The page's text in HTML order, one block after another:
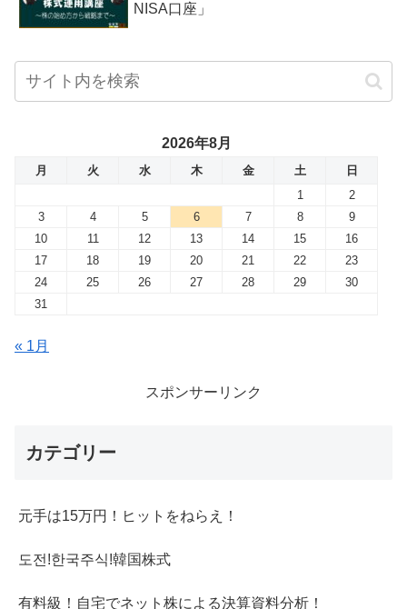
NISA口座」
2026年8月
月 火 水 木 金 土
日
1
2
3
4 5 6 7 8
9
10
11 12 13 14 15
16
17
18 19 20 21 22
23
24
25 26 27 28 29
30
31
« 1月
スポンサーリンク
カテゴリー
元手は15万円！ヒットをねらえ！
도전!한국주식!韓国株式
有料級！自宅でネット株による決算資料分析！